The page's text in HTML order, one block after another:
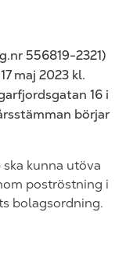
556819-2321)
maj 2023 kl.
16 i
börjar
kunna utöva
poströstning i
bolagsordning.